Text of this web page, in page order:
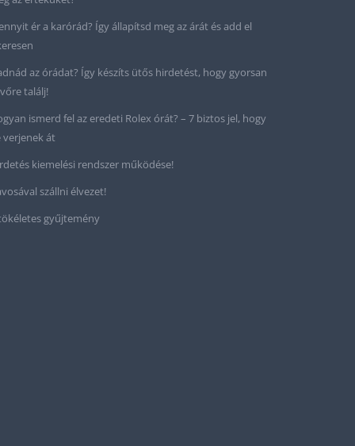
ér a karórád? Így állapítsd meg az árát és add el
az órádat? Így készíts ütős hirdetést, hogy gyorsan
találj!
ismerd fel az eredeti Rolex órát? – 7 biztos jel, hogy
verjenek át
kiemelési rendszer működése!
szállni élvezet!
gyűjtemény